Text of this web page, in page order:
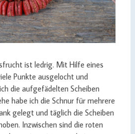
ist ledrig. Mit Hilfe eines
Punkte ausgelocht und
die aufgefädelten Scheiben
habe ich die Schnur für mehrere
gelegt und täglich die Scheiben
Inzwischen sind die roten